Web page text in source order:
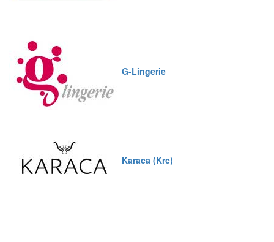
G-Lingerie
Karaca (Krc)